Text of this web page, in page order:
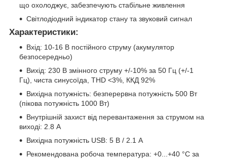
що охолоджує, забезпечують стабільне живлення
Світлодіодний індикатор стану та звуковий сигнал
Характеристики:
Вхід: 10-16 В постійного струму (акумулятор
безпосередньо)
Вихід: 230 В змінного струму +/-10% за 50 Гц (+/-1
Гц), чиста синусоїда, THD <3%, ККД 92%
Вихідна потужність: безперервна потужність 500 Вт
(пікова потужність 1000 Вт)
Внутрішній захист від перевантаження за струмом на
виході: 2.8 А
Вихідна потужність USB: 5 В / 2.1 А
Рекомендована робоча температура: +0...+40 °C за